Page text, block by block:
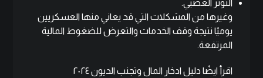
التوتر العصبي.
وغيرها من المشكلات التي قد يعاني منها العسكريين
يوميًا نتيجة وقف الخدمات والتعرض للضغوط المالية
المرتفعة.
اقرأ ايضًا دليل ادخار المال وتجنب الديون ٢٠٢٤